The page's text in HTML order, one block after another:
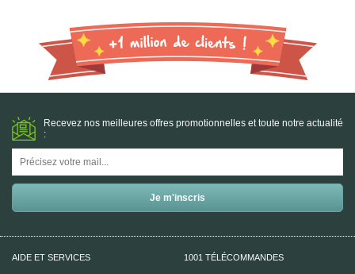
Recevez nos meilleures offres promotionnelles et toute notre actualité
:
AIDE ET SERVICES 1001 TÉLÉCOMMANDES